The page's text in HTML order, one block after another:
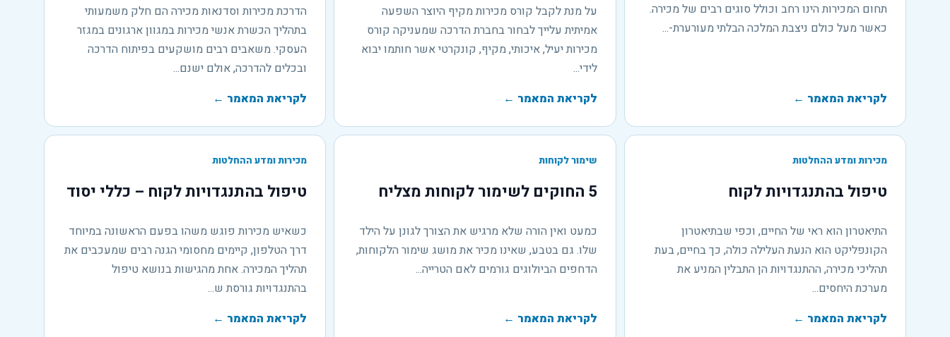
תחום המכירות הינו רחב וכולל סוגים רבים של מכירה.
כאשר מעל כולם ניצבת המלכה הבלתי מעורערת-...
לקריאת המאמר ←
על מנת לקבל קורס מכירות מקיף היוצר השפעה
אמיתית עלייך לבחור בחברת הדרכה שמעניקה קורס
מכירות יעיל, איכותי, מקיף, קונקרטי אשר חותמו יבוא
לידי...
לקריאת המאמר ←
הדרכת מכירות וסדנאות מכירה הם חלק משמעותי
בתהליך הכשרת אנשי מכירות במגוון ארגונים במגזר
העסקי. משאבים רבים מושקעים בפיתוח הדרכה
ובכלים להדרכה, אולם ישנם...
לקריאת המאמר ←
מכירות ומדע ההחלטות
טיפול בהתנגדויות לקוח
התיאטרון הוא ראי של החיים, וכפי שבתיאטרון
הקונפליקט הוא הנעת העלילה כולה, כך בחיים, בעת
תהליכי מכירה, ההתנגדויות הן התבלין המניע את
מערכת היחסים...
לקריאת המאמר ←
שימור לקוחות
5 החוקים לשימור לקוחות מצליח
כמעט ואין הורה שלא מרגיש את הצורך לגונן על הילד
שלו. גם בטבע, שאינו מכיר את מושג שימור הלקוחות,
הדחפים הביולוגים גורמים לאם הטרייה...
לקריאת המאמר ←
מכירות ומדע ההחלטות
טיפול בהתנגדויות לקוח – כללי יסוד
כשאיש מכירות פוגש משהו בפעם הראשונה במיוחד
דרך הטלפון, קיימים מחסומי הגנה רבים שמעכבים את
תהליך המכירה. אחת מהגישות בנושא טיפול
בהתנגדויות גורסת ש...
לקריאת המאמר ←